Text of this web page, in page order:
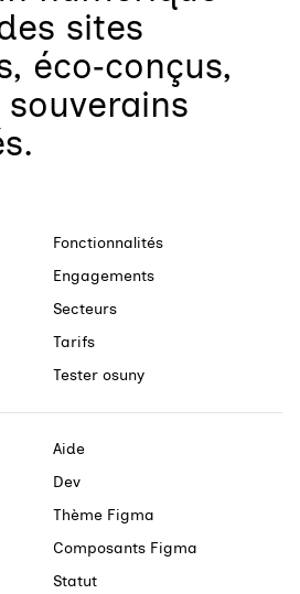
sites
éco‑conçus,
Fonctionnalités
Engagements
Secteurs
Tarifs
Tester osuny
Aide
Dev
Thème Figma
Composants Figma
Statut